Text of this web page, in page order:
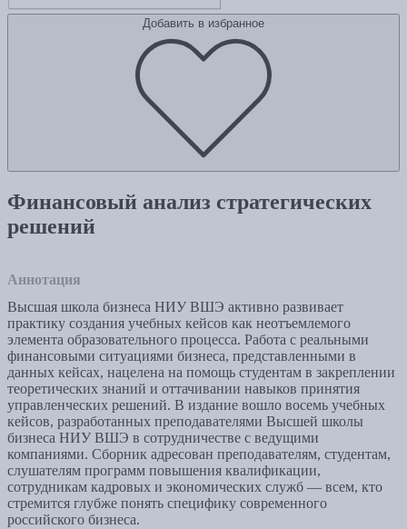
Добавить в избранное
Финансовый анализ стратегических
решений
Аннотация
Высшая школа бизнеса НИУ ВШЭ активно развивает
практику создания учебных кейсов как неотъемлемого
элемента образовательного процесса. Работа с реальными
финансовыми ситуациями бизнеса, представленными в
данных кейсах, нацелена на помощь студентам в закреплении
теоретических знаний и оттачивании навыков принятия
управленческих решений. В издание вошло восемь учебных
кейсов, разработанных преподавателями Высшей школы
бизнеса НИУ ВШЭ в сотрудничестве с ведущими
компаниями. Сборник адресован преподавателям, студентам,
слушателям программ повышения квалификации,
сотрудникам кадровых и экономических служб — всем, кто
стремится глубже понять специфику современного
российского бизнеса.